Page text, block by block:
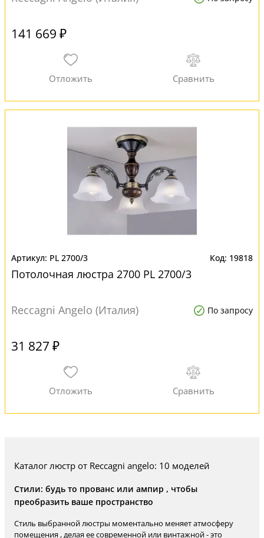
141 669 ₽
PL 2700/3 19818
Потолочная люстра 2700 PL 2700/3
Reccagni Angelo (Италия) По запросу
31 827 ₽
Каталог люстр от Reccagni angelo: 10 моделей
Стили: будь то прованс или ампир , чтобы
преобразить ваше пространство
Стиль выбранной люстры моментально меняет атмосферу
помещения , делая ее современной или винтажной - это